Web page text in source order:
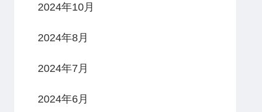
2024年10月
2024年8月
2024年7月
2024年6月